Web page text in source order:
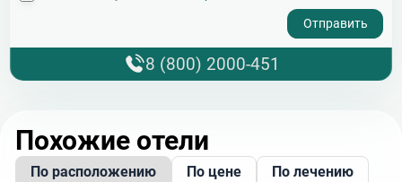
8 (800) 2000-451
Похожие отели
По расположению По цене По лечению